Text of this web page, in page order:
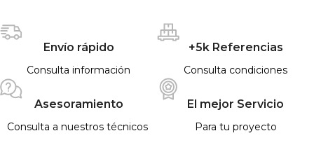
Envío rápido
Consulta información
+5k Referencias
Consulta condiciones
Asesoramiento
Consulta a nuestros técnicos
El mejor Servicio
Para tu proyecto